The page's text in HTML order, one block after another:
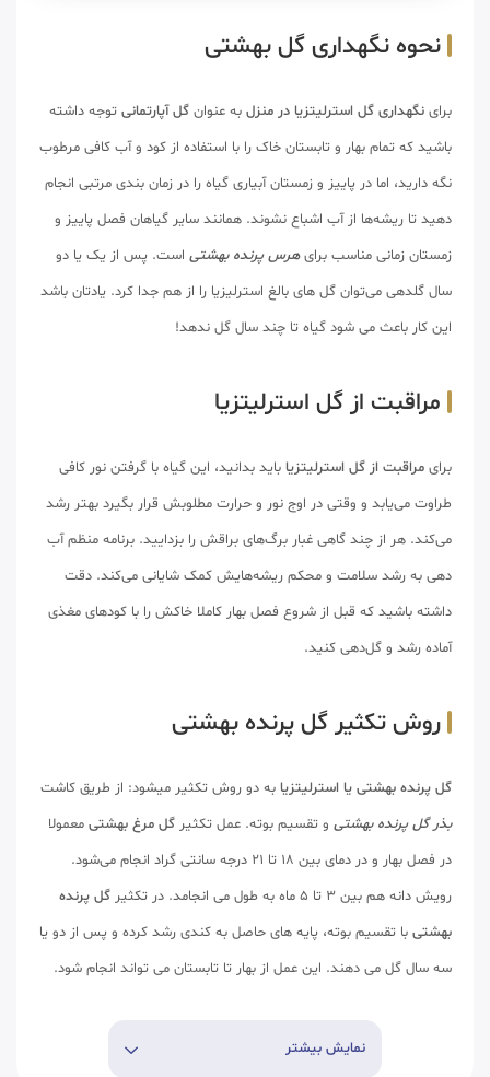
نحوه نگهداری گل بهشتی
برای نگهداری گل استرلیتزیا در منزل به عنوان گل آپارتمانی توجه داشته
باشید که تمام بهار و تابستان خاک را با استفاده از کود و آب کافی مرطوب
نگه دارید، اما در پاییز و زمستان آبیاری گیاه را در زمان بندی مرتبی انجام
دهید تا ریشه‌ها از آب اشباع نشوند. همانند سایر گیاهان فصل پاییز و
زمستان زمانی مناسب برایهرس پرنده بهشتی است. پس از یک یا دو
سال گلدهی می‌توان گل های بالغ استرلیزیا را از هم جدا کرد. یادتان باشد
این کار باعث می شود گیاه تا چند سال گل ندهد!
مراقبت از گل استرلیتزیا
برای مراقبت از گل استرلیتزیا باید بدانید، این گیاه با گرفتن نور کافی
طراوت می‌یابد و وقتی در اوج نور و حرارت مطلوبش قرار بگیرد بهتر رشد
می‌کند. هر از چند گاهی غبار برگ‌های براقش را بزدایید. برنامه منظم آب
دهی به رشد سلامت و محکم ریشه‌هایش کمک شایانی می‌کند. دقت
داشته باشید که قبل از شروع فصل بهار کاملا خاکش را با کودهای مغذی
آماده رشد و گل‌دهی کنید.
روش تکثیر گل پرنده بهشتی
گل پرنده بهشتی یا استرلیتزیا به دو روش تکثیر میشود: از طریق کاشت
بذر گل پرنده بهشتی و تقسیم بوته. عمل تکثیر گل مرغ بهشتی معمولا
در فصل بهار و در دمای بین 18 تا 21 درجه سانتی گراد انجام می‌شود.
رویش دانه هم بین 3 تا 5 ماه به طول می انجامد. در تکثیر
گل پرنده
بهشتی با تقسیم بوته، پایه های حاصل به کندی رشد کرده و پس از دو یا
سه سال گل می دهند. این عمل از بهار تا تابستان می تواند انجام شود.
نمایش بیشتر